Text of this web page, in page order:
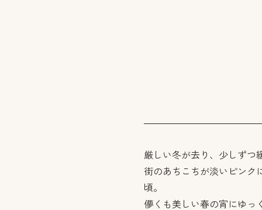
厳しい冬が去り、少しずつ
街のあちこちが淡いピンク
頃。
儚くも美しい春の宵にゆっ